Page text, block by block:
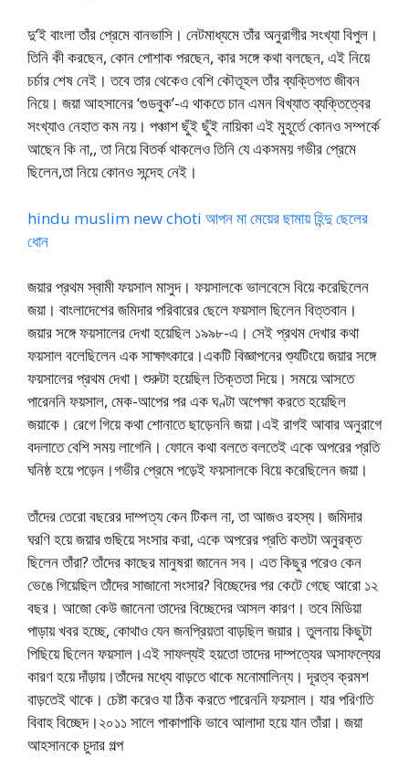
দু’ই বাংলা তাঁর প্রেমে বানভাসি। নেটমাধ্যমে তাঁর অনুরাগীর সংখ্যা বিপুল।
তিনি কী করছেন, কোন পোশাক পরছেন, কার সঙ্গে কথা বলছেন, এই নিয়ে
চর্চার শেষ নেই। তবে তার থেকেও বেশি কৌতূহল তাঁর ব্যক্তিগত জীবন
নিয়ে। জয়া আহসানের ‘গুডবুক’-এ থাকতে চান এমন বিখ্যাত ব্যক্তিত্বের
সংখ্যাও নেহাত কম নয়। পঞ্চাশ ছুঁই ছুঁই নায়িকা এই মুহূর্তে কোনও সম্পর্কে
আছেন কি না,, তা নিয়ে বিতর্ক থাকলেও তিনি যে একসময় গভীর প্রেমে
ছিলেন,তা নিয়ে কোনও সন্দেহ নেই।
hindu muslim new choti আপন মা মেয়ের ছামায় হিন্দু ছেলের
ধোন
জয়ার প্রথম স্বামী ফয়সাল মাসুদ। ফয়সালকে ভালবেসে বিয়ে করেছিলেন
জয়া। বাংলাদেশের জমিদার পরিবারের ছেলে ফয়সাল ছিলেন বিত্তবান।
জয়ার সঙ্গে ফয়সালের দেখা হয়েছিল ১৯৯৮-এ। সেই প্রথম দেখার কথা
ফয়সাল বলেছিলেন এক সাক্ষাৎকারে।একটি বিজ্ঞাপনের শ্যুটিংয়ে জয়ার সঙ্গে
ফয়সালের প্রথম দেখা। শুরুটা হয়েছিল তিক্ততা দিয়ে। সময়ে আসতে
পারেননি ফয়সাল, মেক-আপের পর এক ঘণ্টা অপেক্ষা করতে হয়েছিল
জয়াকে। রেগে গিয়ে কথা শোনাতে ছাড়েননি জয়া।এই রাগই আবার অনুরাগে
বদলাতে বেশি সময় লাগেনি। ফোনে কথা বলতে বলতেই একে অপরের প্রতি
ঘনিষ্ঠ হয়ে পড়েন।গভীর প্রেমে পড়েই ফয়সালকে বিয়ে করেছিলেন জয়া।
তাঁদের তেরো বছরের দাম্পত্য কেন টিকল না, তা আজও রহস্য। জমিদার
ঘরণি হয়ে জয়ার গুছিয়ে সংসার করা, একে অপরের প্রতি কতটা অনুরক্ত
ছিলেন তাঁরা? তাঁদের কাছের মানুষরা জানেন সব। এত কিছুর পরেও কেন
ভেঙে গিয়েছিল তাঁদের সাজানো সংসার? বিচ্ছেদের পর কেটে গেছে আরো ১২
বছর। আজো কেউ জানেনা তাদের বিচ্ছেদের আসল কারণ। তবে মিডিয়া
পাড়ায় খবর হচ্ছে, কোথাও যেন জনপ্রিয়তা বাড়ছিল জয়ার। তুলনায় কিছুটা
পিছিয়ে ছিলেন ফয়সাল।এই সাফল্যই হয়তো তাদের দাম্পত্যের অসাফল্যের
কারণ হয়ে দাঁড়ায়।তাঁদের মধ্যে বাড়তে থাকে মনোমালিন্য। দূরত্ব ক্রমশ
বাড়তেই থাকে। চেষ্টা করেও যা ঠিক করতে পারেননি ফয়সাল। যার পরিণতি
বিবাহ বিচ্ছেদ।২০১১ সালে পাকাপাকি ভাবে আলাদা হয়ে যান তাঁরা। জয়া
আহসানকে চুদার গল্প